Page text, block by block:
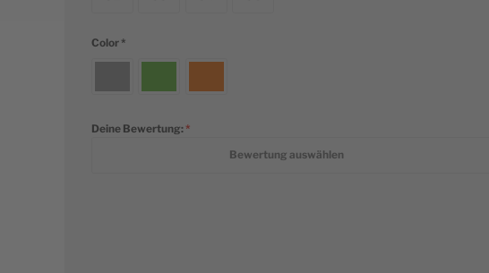
Color
Deine Bewertung:
Bewertung auswählen
5 stars